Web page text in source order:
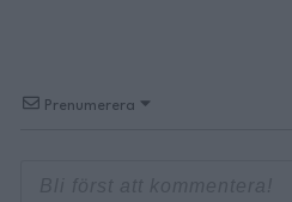
Prenumerera